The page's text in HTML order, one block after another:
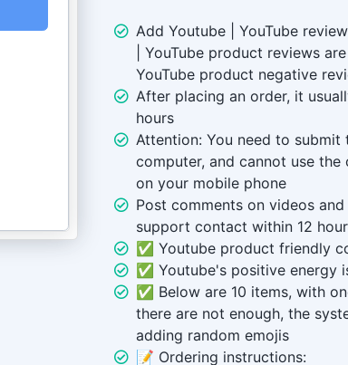
Add Youtube | YouTube
| YouTube product reviews
YouTube product negative
After placing an order, it
hours
Attention: You need to
computer, and cannot use
on your mobile phone
Post comments on videos
support contact within 12
✅ Youtube product friendly
✅ Youtube's positive energy
✅ Below are 10 items, with
there are not enough, the
adding random emojis
📝 Ordering instructions: